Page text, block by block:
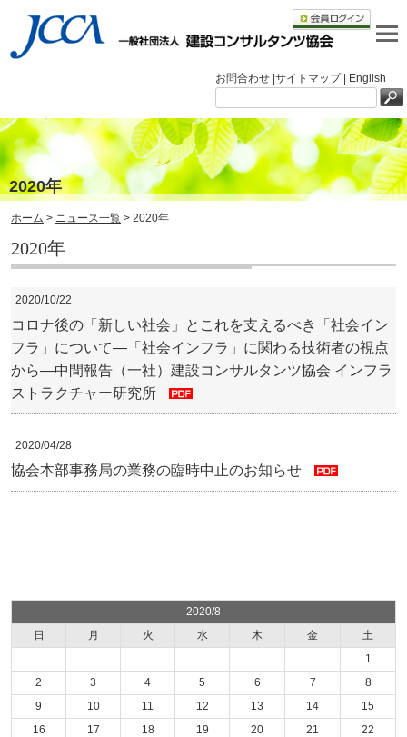
お問合わせ |サイトマップ | English
2020年
ホーム > ニュース一覧 > 2020年
2020年
2020/10/22
コロナ後の「新しい社会」とこれを支えるべき「社会イン
フラ」について―「社会インフラ」に関わる技術者の視点
から―中間報告（一社）建設コンサルタンツ協会 インフラ
ストラクチャー研究所
2020/04/28
協会本部事務局の業務の臨時中止のお知らせ
2020/8
日
月 火 水 木 金
土
1
2
3 4 5 6 7
8
9
10 11 12 13 14
15
16
17 18 19 20 21
22